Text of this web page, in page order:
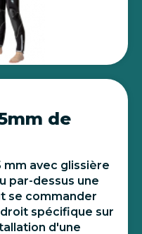
de
avec glissière
par-dessus une
se commander
spécifique sur
d'une